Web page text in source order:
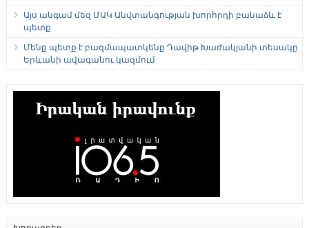
Այս անգամ մեզ ՄԱԿ Անվտանգության խորհրդի բանաձև է
պետք
Մենք պետք է բազմապատկենք Դավիթ Խաժակյանի տեսակը
Երևանի ավագանու կազմում